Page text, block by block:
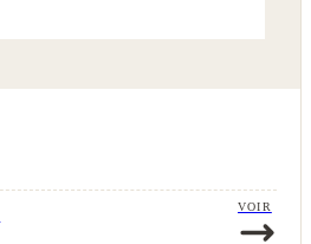
VOIR